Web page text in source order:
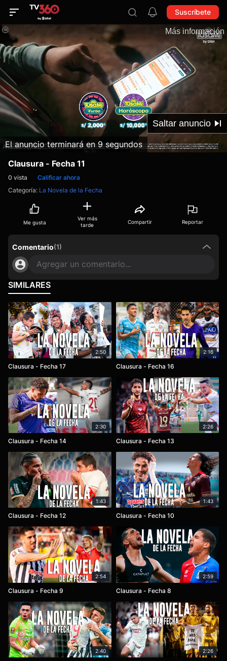
Suscríbete
El anuncio terminará en 8 segundos
Clausura - Fecha 11
0 vista
Calificar ahora
Categoría: La Novela de la Fecha
Me gusta
Ver más
tarde
Compartir Reportar
Comentario(1)
Agregar un comentario...
SIMILARES
2:50
Clausura - Fecha 17
2:16
Clausura - Fecha 16
2:30
Clausura - Fecha 14
2:26
Clausura - Fecha 13
1:43
Clausura - Fecha 12
1:43
Clausura - Fecha 10
2:54
Clausura - Fecha 9
2:59
Clausura - Fecha 8
2:40 2:26